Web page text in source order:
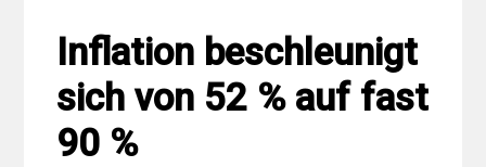
Inflation beschleunigt
sich von 52 % auf fast
90 %